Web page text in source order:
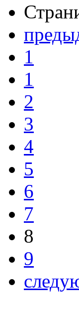
1
1
2
3
4
5
6
7
8
9